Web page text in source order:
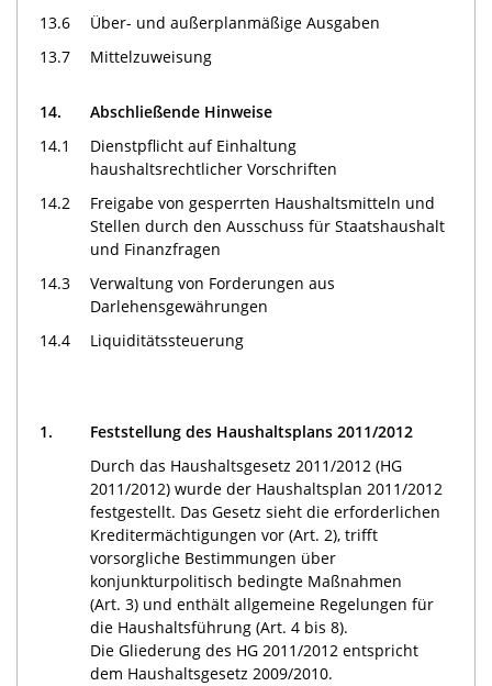
13.6
Über- und außerplanmäßige Ausgaben
13.7
Mittelzuweisung
14.
Abschließende Hinweise
14.1
Dienstpflicht auf Einhaltung
haushaltsrechtlicher Vorschriften
14.2
Freigabe von gesperrten Haushaltsmitteln und
Stellen durch den Ausschuss für Staatshaushalt
und Finanzfragen
14.3
Verwaltung von Forderungen aus
Darlehensgewährungen
14.4
Liquiditätssteuerung
1.
Feststellung des Haushaltsplans 2011/2012
Durch das Haushaltsgesetz 2011/2012 (HG
2011/2012) wurde der Haushaltsplan 2011/2012
festgestellt. Das Gesetz sieht die erforderlichen
Kreditermächtigungen vor (Art. 2), trifft
vorsorgliche Bestimmungen über
konjunkturpolitisch bedingte Maßnahmen
(Art. 3) und enthält allgemeine Regelungen für
die Haushaltsführung (Art. 4 bis 8).
Die Gliederung des HG 2011/2012 entspricht
dem Haushaltsgesetz 2009/2010.